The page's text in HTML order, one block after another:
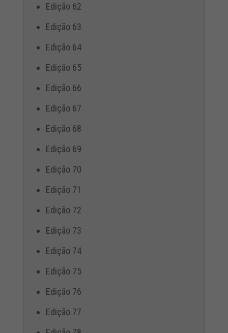
Edição 62
Edição 63
Edição 64
Edição 65
Edição 66
Edição 67
Edição 68
Edição 69
Edição 70
Edição 71
Edição 72
Edição 73
Edição 74
Edição 75
Edição 76
Edição 77